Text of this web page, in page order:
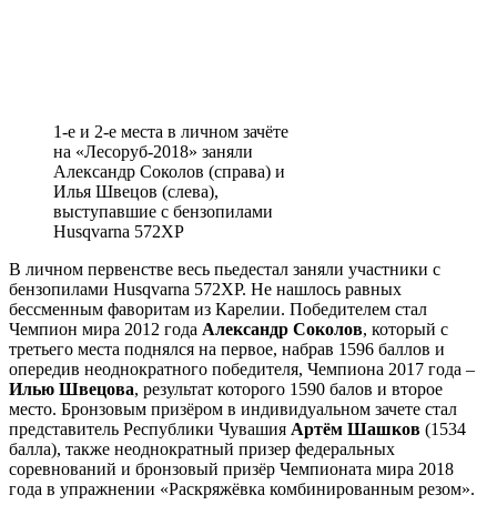
1-е и 2-е места в личном зачёте
на «Лесоруб-2018» заняли
Александр Соколов (справа) и
Илья Швецов (слева),
выступавшие с бензопилами
Husqvarna 572XP
В личном первенстве весь пьедестал заняли участники с
бензопилами Husqvarna 572XP. Не нашлось равных
бессменным фаворитам из Карелии. Победителем стал
Чемпион мира 2012 года Александр Соколов, который с
третьего места поднялся на первое, набрав 1596 баллов и
опередив неоднократного победителя, Чемпиона 2017 года –
Илью Швецова, результат которого 1590 балов и второе
место. Бронзовым призёром в индивидуальном зачете стал
представитель Республики Чувашия Артём Шашков (1534
балла), также неоднократный призер федеральных
соревнований и бронзовый призёр Чемпионата мира 2018
года в упражнении «Раскряжёвка комбинированным резом».